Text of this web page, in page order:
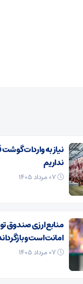
نیاز به واردات گوشت
نداریم
۰۷ مرداد ۱۴۰۵
منابع ارزی صندوق
امانت است و
۰۷ مرداد ۱۴۰۵